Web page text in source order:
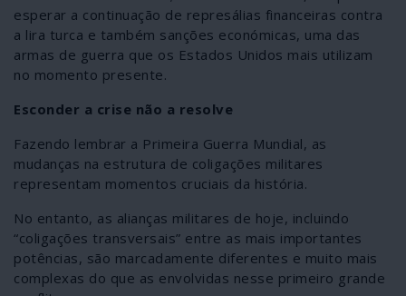
esperar a continuação de represálias financeiras contra
a lira turca e também sanções económicas, uma das
armas de guerra que os Estados Unidos mais utilizam
no momento presente.
Esconder a crise não a resolve
Fazendo lembrar a Primeira Guerra Mundial, as
mudanças na estrutura de coligações militares
representam momentos cruciais da história.
No entanto, as alianças militares de hoje, incluindo
“coligações transversais” entre as mais importantes
potências, são marcadamente diferentes e muito mais
complexas do que as envolvidas nesse primeiro grande